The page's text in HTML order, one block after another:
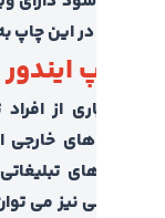
این چاپ به آن
ایندور
از افراد تصور
خارجی استفاده
تبلیغاتی از
نیز می توان